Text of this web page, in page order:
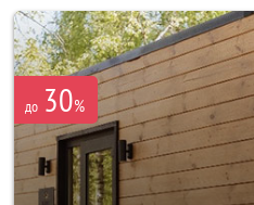
до 30%